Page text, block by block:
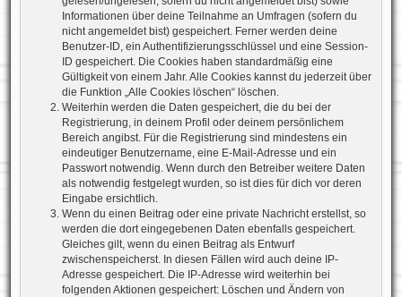
Informationen über deine Teilnahme an Umfragen (sofern du
nicht angemeldet bist) gespeichert. Ferner werden deine
Benutzer-ID, ein Authentifizierungsschlüssel und eine Session-
ID gespeichert. Die Cookies haben standardmäßig eine
Gültigkeit von einem Jahr. Alle Cookies kannst du jederzeit über
die Funktion „Alle Cookies löschen“ löschen.
Weiterhin werden die Daten gespeichert, die du bei der
Registrierung, in deinem Profil oder deinem persönlichem
Bereich angibst. Für die Registrierung sind mindestens ein
eindeutiger Benutzername, eine E-Mail-Adresse und ein
Passwort notwendig. Wenn durch den Betreiber weitere Daten
als notwendig festgelegt wurden, so ist dies für dich vor deren
Eingabe ersichtlich.
Wenn du einen Beitrag oder eine private Nachricht erstellst, so
werden die dort eingegebenen Daten ebenfalls gespeichert.
Gleiches gilt, wenn du einen Beitrag als Entwurf
zwischenspeicherst. In diesen Fällen wird auch deine IP-
Adresse gespeichert. Die IP-Adresse wird weiterhin bei
folgenden Aktionen gespeichert: Löschen und Ändern von